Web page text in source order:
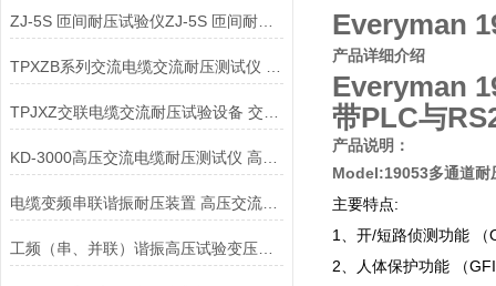
ZJ-5S 匝间耐压试验仪ZJ-5S 匝间耐压测试仪
TPJXZ交联电缆交流耐压试验设备 交流电缆交流耐压测试仪
电缆变频串联谐振耐压装置 高压交流电缆耐压测试仪
工频（串、并联）谐振高压试验变压器高压交流电缆耐压测试仪
Everyman
产品详细介绍
Everyman
带PLC与
产品说明：
Model:19053多通道耐
主要特点:
1、开/短路侦测功能 （
2、人体保护功能 （